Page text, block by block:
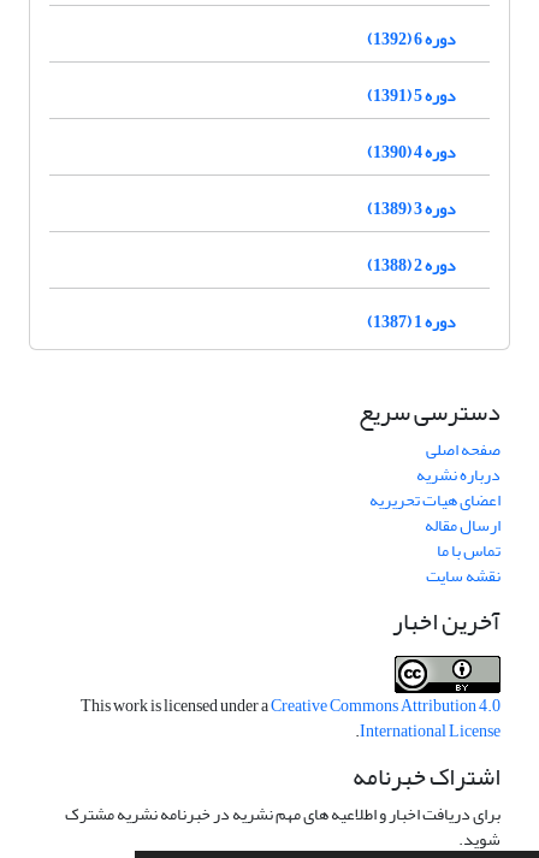
دوره 6 (1392)
دوره 5 (1391)
دوره 4 (1390)
دوره 3 (1389)
دوره 2 (1388)
دوره 1 (1387)
دسترسی سریع
صفحه اصلی
درباره نشریه
اعضای هیات تحریریه
ارسال مقاله
تماس با ما
نقشه سایت
آخرین اخبار
This work is licensed under aCreative Commons Attribution 4.0
International License
.
اشتراک خبرنامه
برای دریافت اخبار و اطلاعیه های مهم نشریه در خبرنامه نشریه مشترک
شوید.